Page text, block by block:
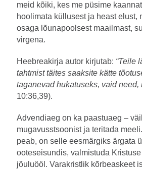
meid kõiki, kes me püsime
hoolimata küllusest ja heast elust,
osaga lõunapoolsest maailmast,
virgena.
Heebreakirja autor kirjutab: “Teile
tahtmist täites saaksite kätte
taganevad hukatuseks, vaid
10:36,39).
Advendiaeg on ka paastuaeg –
mugavusstsoonist ja teritada
peab, on selle eesmärgiks ärgata
ooteseisundis, valmistuda
jõuluööl. Varakristlik kõrbeaskeet